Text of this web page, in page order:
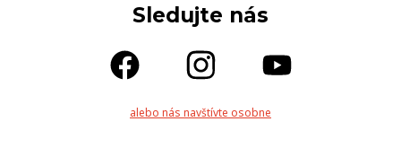
Sledujte nás
alebo nás navštívte osobne